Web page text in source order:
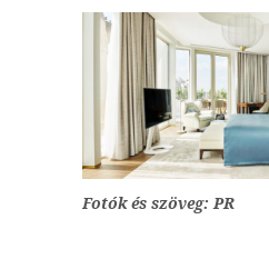
Fotók és szöveg: PR